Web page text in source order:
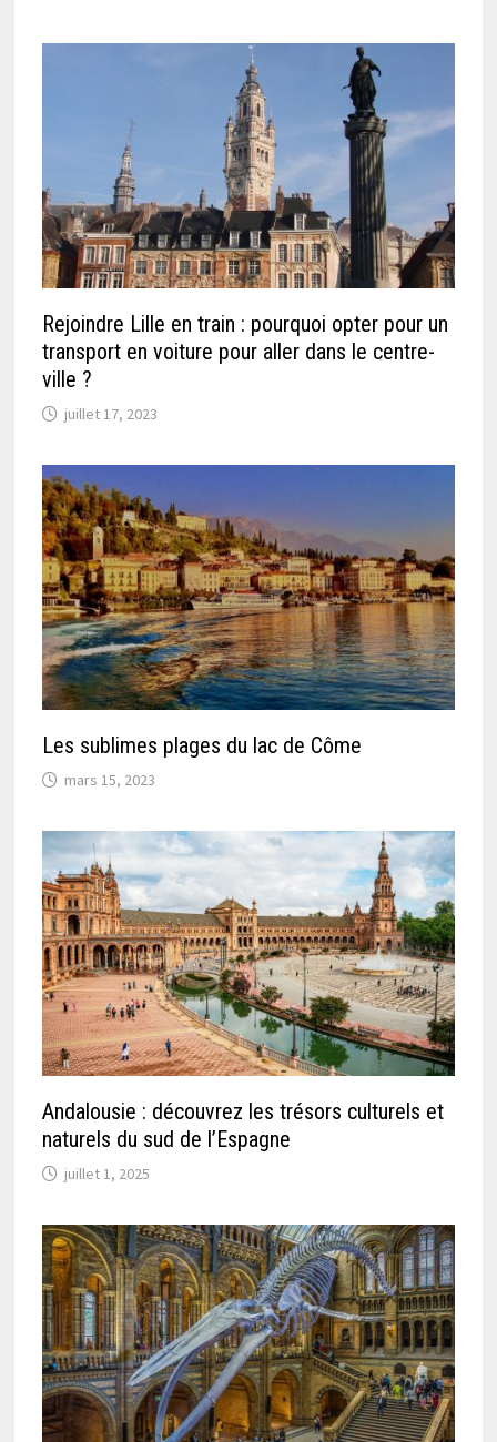
Rejoindre Lille en train : pourquoi opter pour un
transport en voiture pour aller dans le centre-
ville ?
juillet 17, 2023
Les sublimes plages du lac de Côme
mars 15, 2023
Andalousie : découvrez les trésors culturels et
naturels du sud de l’Espagne
juillet 1, 2025